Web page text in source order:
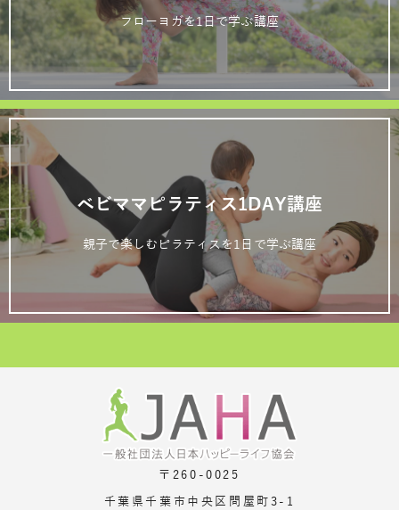
フローヨガを1日で学ぶ講座
ベビママピラティス1DAY講座
親子で楽しむピラティスを1日で学ぶ講座
〒260-0025
千葉県千葉市中央区問屋町3-1